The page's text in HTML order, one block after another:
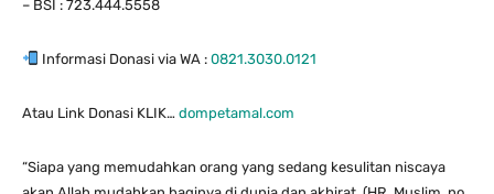
– BSI : 723.444.5558
Informasi Donasi via WA : 0821.3030.0121
Atau Link Donasi KLIK… dompetamal.com
“Siapa yang memudahkan orang yang sedang kesulitan niscaya